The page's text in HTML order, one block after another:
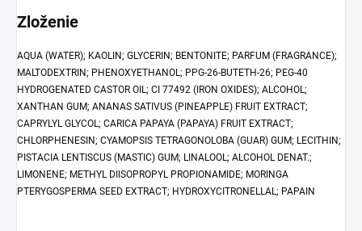
Zloženie
AQUA (WATER); KAOLIN; GLYCERIN; BENTONITE; PARFUM (FRAGRANCE);
MALTODEXTRIN; PHENOXYETHANOL; PPG-26-BUTETH-26; PEG-40
HYDROGENATED CASTOR OIL; CI 77492 (IRON OXIDES); ALCOHOL;
XANTHAN GUM; ANANAS SATIVUS (PINEAPPLE) FRUIT EXTRACT;
CAPRYLYL GLYCOL; CARICA PAPAYA (PAPAYA) FRUIT EXTRACT;
CHLORPHENESIN; CYAMOPSIS TETRAGONOLOBA (GUAR) GUM; LECITHIN;
PISTACIA LENTISCUS (MASTIC) GUM; LINALOOL; ALCOHOL DENAT.;
LIMONENE; METHYL DIISOPROPYL PROPIONAMIDE; MORINGA
PTERYGOSPERMA SEED EXTRACT; HYDROXYCITRONELLAL; PAPAIN